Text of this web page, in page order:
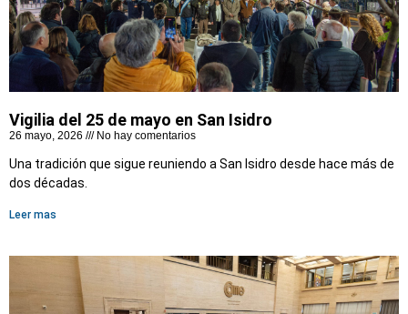
Vigilia del 25 de mayo en San Isidro
26 mayo, 2026 No hay comentarios
Una tradición que sigue reuniendo a San Isidro desde hace más de
dos décadas.
Leer mas